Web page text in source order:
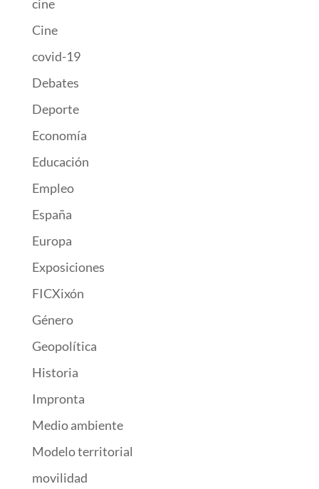
cine
Cine
covid-19
Debates
Deporte
Economía
Educación
Empleo
España
Europa
Exposiciones
FICXixón
Género
Geopolítica
Historia
Impronta
Medio ambiente
Modelo territorial
movilidad